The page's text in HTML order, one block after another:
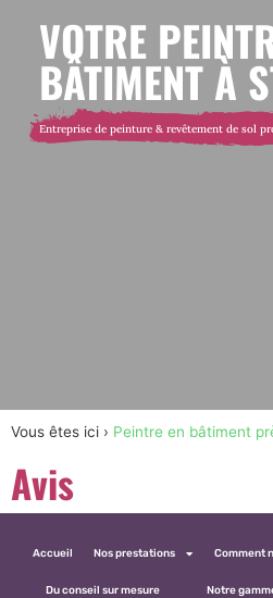
VOTRE
BÂTIMENT À
Entreprise de peinture & revêtement de sol
Vous êtes ici › Peintre en bâtiment
Avis
Accueil Nos prestations Comment
Du conseil sur mesure Notre